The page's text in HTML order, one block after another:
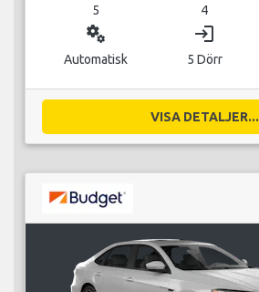
5 4
miscellaneous_services
Automatisk
login
5 Dörr
VISA DETALJER...